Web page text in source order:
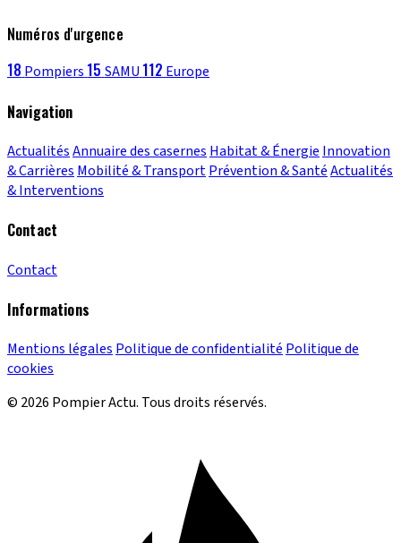
Numéros d'urgence
18Pompiers15 SAMU112Europe
Navigation
ActualitésAnnuaire des casernes Habitat & Énergie Innovation
& Carrières Mobilité & TransportPrévention & SantéActualités
& Interventions
Contact
Contact
Informations
Mentions légales Politique de confidentialité Politique de
cookies
© 2026 Pompier Actu. Tous droits réservés.